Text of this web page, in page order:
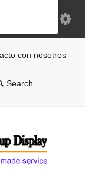
con nosotros